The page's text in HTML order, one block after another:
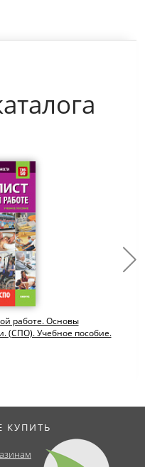
работе. Основы
(СПО). Учебное пособие.
КУПИТЬ